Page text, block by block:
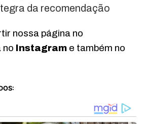
da recomendação
nossa página no
no Instagrame também no